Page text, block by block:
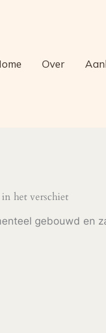
Over
het verschiet
gebouwd en